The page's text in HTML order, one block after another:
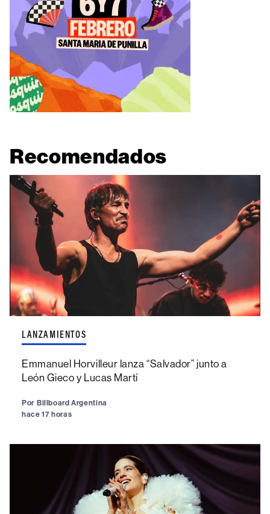
Recomendados
LANZAMIENTOS
Emmanuel Horvilleur lanza “Salvador” junto a
León Gieco y Lucas Martí
Por Billboard Argentina
hace 17 horas